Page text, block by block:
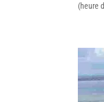
(heure